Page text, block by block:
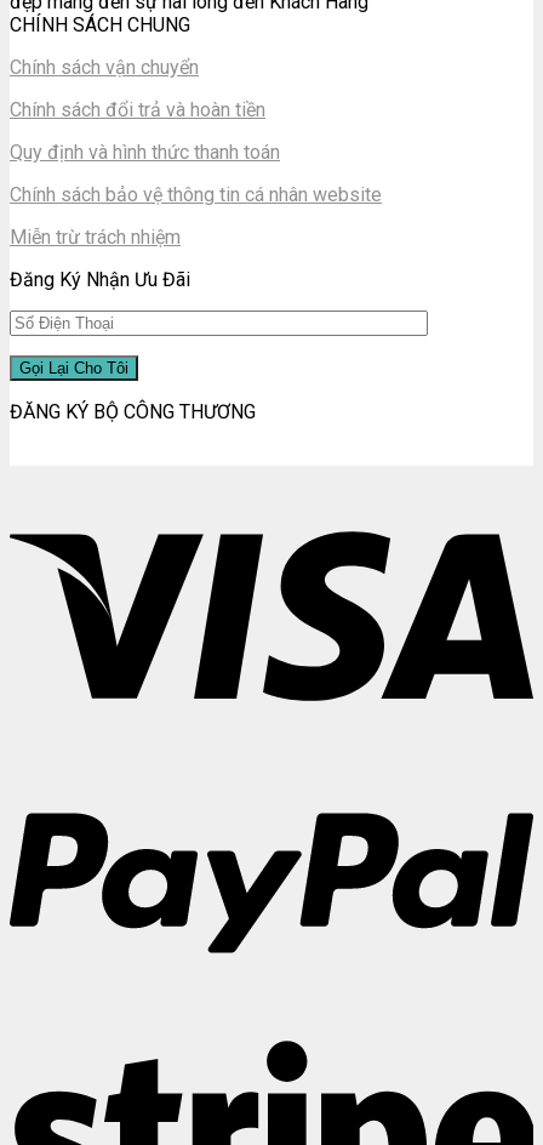
CHÍNH SÁCH CHUNG
Chính sách vận chuyển
Chính sách đổi trả và hoàn tiền
Quy định và hình thức thanh toán
Chính sách bảo vệ thông tin cá nhân website
Miễn trừ trách nhiệm
Đăng Ký Nhận Ưu Đãi
ĐĂNG KÝ BỘ CÔNG THƯƠNG